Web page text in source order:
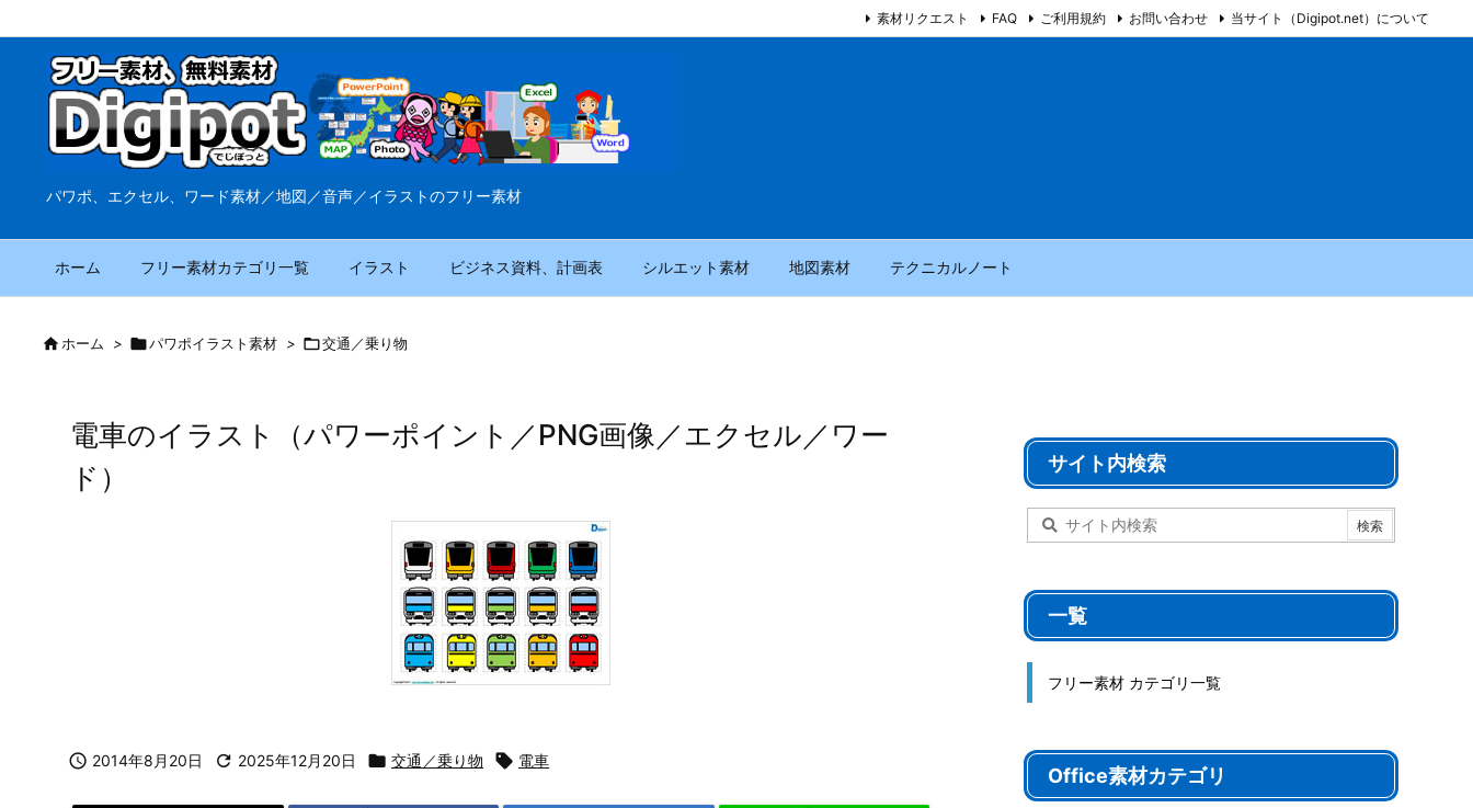
パワポ、エクセル、ワード素材／地図／音声／イラストのフリー素材
ホーム フリー素材カテゴリ一覧 イラスト ビジネス資料、計画表 シルエット素材 地図素材 テクニカルノート
素材リクエスト FAQ ご利用規約 お問い合わせ 当サイト（Digipot.net）について
ホーム > パワポイラスト素材 > 交通／乗り物
電車のイラスト（パワーポイント／PNG画像／エクセル／ワー
ド）
 2014年8月20日  2025年12月20日  交通／乗り物  電車
サイト内検索
一覧
フリー素材 カテゴリ一覧
Office素材カテゴリ